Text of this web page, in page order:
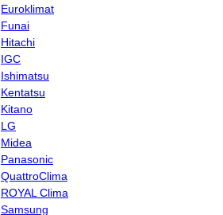
Euroklimat
Funai
Hitachi
IGC
Ishimatsu
Kentatsu
Kitano
LG
Midea
Panasonic
QuattroClima
ROYAL Clima
Samsung